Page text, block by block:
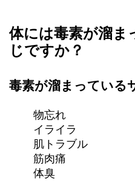
体には毒素が溜ま
じですか？
毒素が溜まっている
物忘れ
イライラ
肌トラブル
筋肉痛
体臭